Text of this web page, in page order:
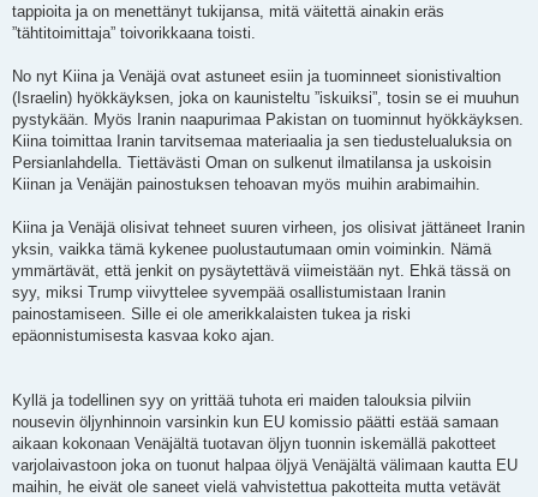
tappioita ja on menettänyt tukijansa, mitä väitettä ainakin eräs
”tähtitoimittaja” toivorikkaana toisti.
No nyt Kiina ja Venäjä ovat astuneet esiin ja tuominneet sionistivaltion
(Israelin) hyökkäyksen, joka on kaunisteltu ”iskuiksi”, tosin se ei muuhun
pystykään. Myös Iranin naapurimaa Pakistan on tuominnut hyökkäyksen.
Kiina toimittaa Iranin tarvitsemaa materiaalia ja sen tiedustelualuksia on
Persianlahdella. Tiettävästi Oman on sulkenut ilmatilansa ja uskoisin
Kiinan ja Venäjän painostuksen tehoavan myös muihin arabimaihin.
Kiina ja Venäjä olisivat tehneet suuren virheen, jos olisivat jättäneet Iranin
yksin, vaikka tämä kykenee puolustautumaan omin voiminkin. Nämä
ymmärtävät, että jenkit on pysäytettävä viimeistään nyt. Ehkä tässä on
syy, miksi Trump viivyttelee syvempää osallistumistaan Iranin
painostamiseen. Sille ei ole amerikkalaisten tukea ja riski
epäonnistumisesta kasvaa koko ajan.
Kyllä ja todellinen syy on yrittää tuhota eri maiden talouksia pilviin
nousevin öljynhinnoin varsinkin kun EU komissio päätti estää samaan
aikaan kokonaan Venäjältä tuotavan öljyn tuonnin iskemällä pakotteet
varjolaivastoon joka on tuonut halpaa öljyä Venäjältä välimaan kautta EU
maihin, he eivät ole saneet vielä vahvistettua pakotteita mutta vetävät